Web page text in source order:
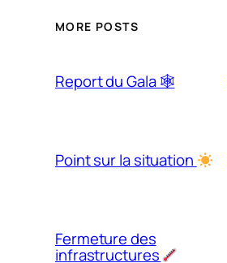
MORE POSTS
Report du Gala 🕸
Point sur la situation
Fermeture des
infrastructures